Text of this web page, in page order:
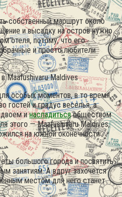
собственный маршрут около
и высадку на остров нужно
отеля, потому, что его
и просто любители
Maafushivaru Maldives
особых моментов, в то время,
гостей и градус веселья, а
инасладитьсяобществом
этого — Maafushivaru Maldives,
на южной оконечности
большого города и посвятить
занятиям. А вдруг захочется
местом для него станет